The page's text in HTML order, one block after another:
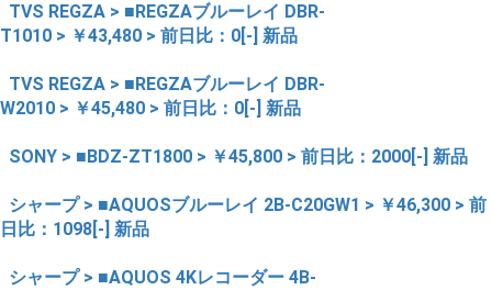
TVS REGZA > ■REGZAブルーレイ DBR-
T1010 > ￥43,480 > 前日比：0[-] 新品
TVS REGZA > ■REGZAブルーレイ DBR-
W2010 > ￥45,480 > 前日比：0[-] 新品
SONY > ■BDZ-ZT1800 > ￥45,800 > 前日比：2000[-] 新品
シャープ > ■AQUOSブルーレイ 2B-C20GW1 > ￥46,300 > 前
日比：1098[-] 新品
シャープ > ■AQUOS 4Kレコーダー 4B-